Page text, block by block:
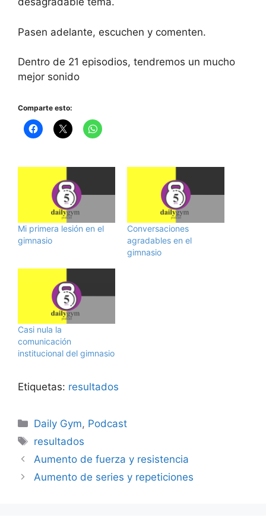
Pasen adelante, escuchen y comenten.
Dentro de 21 episodios, tendremos un mucho
mejor sonido
Comparte esto:
Mi primera lesión en el
gimnasio
Conversaciones
agradables en el
gimnasio
Casi nula la
comunicación
institucional del gimnasio
Etiquetas: resultados
Categorías
Daily Gym, Podcast
Etiquetas
resultados
Aumento de fuerza y resistencia
Aumento de series y repeticiones